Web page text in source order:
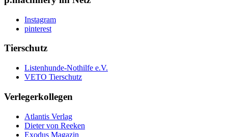
Instagram
pinterest
Tierschutz
Listenhunde-Nothilfe e.V.
VETO Tierschutz
Verlegerkollegen
Atlantis Verlag
Dieter von Reeken
Exodus Magazin